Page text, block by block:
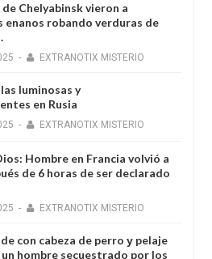
de Chelyabinsk vieron a
enanos robando verduras de
- EXTRANOTIX MISTERIO
luminosas y
en Rusia
- EXTRANOTIX MISTERIO
Hombre en Francia volvió a
de 6 horas de ser declarado
- EXTRANOTIX MISTERIO
con cabeza de perro у pelaje
un hombre secuestrado por los